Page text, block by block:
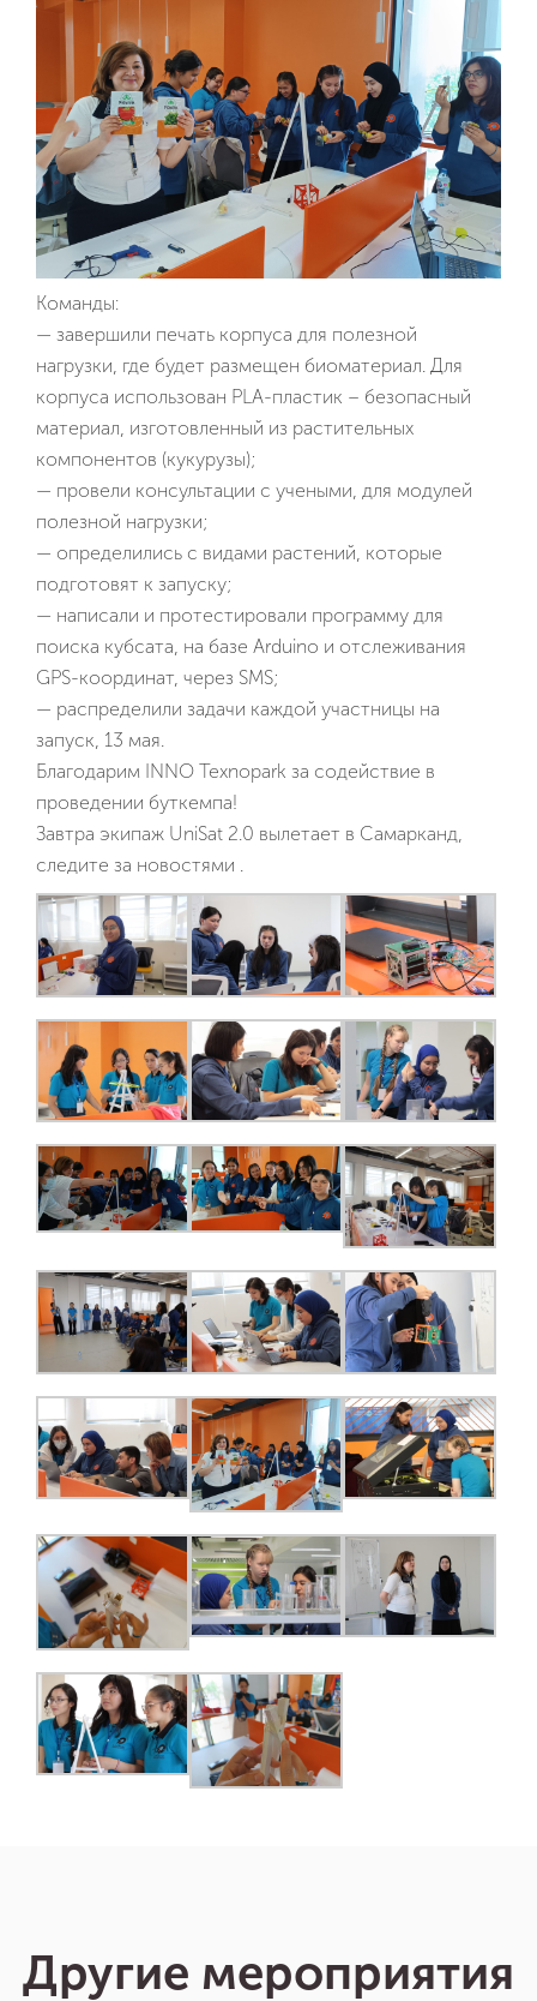
Команды:
— завершили печать корпуса для полезной
нагрузки, где будет размещен биоматериал. Для
корпуса использован PLA-пластик – безопасный
материал, изготовленный из растительных
компонентов (кукурузы);
— провели консультации с учеными, для модулей
полезной нагрузки;
— определились с видами растений, которые
подготовят к запуску;
— написали и протестировали программу для
поиска кубсата, на базе Arduino и отслеживания
GPS-координат, через SMS;
— распределили задачи каждой участницы на
запуск, 13 мая.
Благодарим INNO Texnopark за содействие в
проведении буткемпа!
Завтра экипаж UniSat 2.0 вылетает в Самарканд,
следите за новостями .
Другие мероприятия